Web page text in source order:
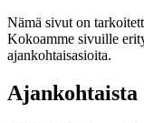
Nämä sivut on
Kokoamme sivuille
ajankohtaisasioita.
Ajankohtaista